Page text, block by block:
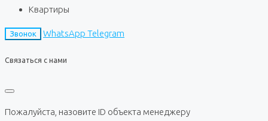
Квартиры
Звонок WhatsApp Telegram
Связаться с нами
Пожалуйста, назовите ID объекта менеджеру